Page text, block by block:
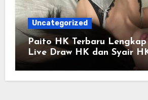
Uncategorized
Paito HK Terbaru Lengkap
Live Draw HK dan Syair